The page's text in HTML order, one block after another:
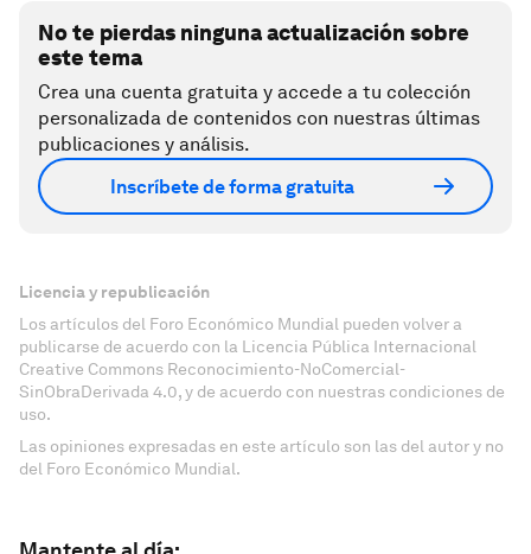
No te pierdas ninguna actualización sobre
este tema
Crea una cuenta gratuita y accede a tu colección
personalizada de contenidos con nuestras últimas
publicaciones y análisis.
Inscríbete de forma gratuita
Licencia y republicación
Los artículos del Foro Económico Mundial pueden volver a
publicarse de acuerdo con la Licencia Pública Internacional
Creative Commons Reconocimiento-NoComercial-
SinObraDerivada 4.0, y de acuerdo con nuestras condiciones de
uso.
Las opiniones expresadas en este artículo son las del autor y no
del Foro Económico Mundial.